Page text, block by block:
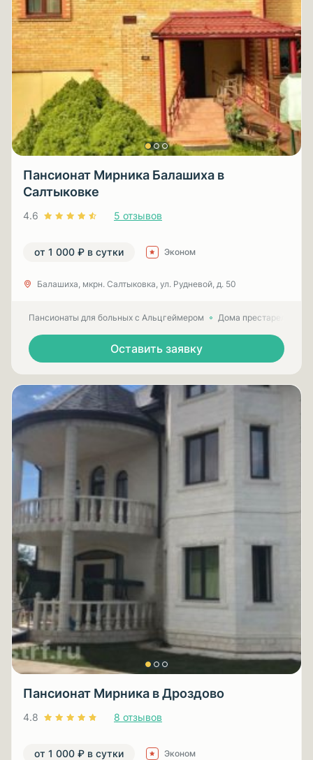
Пансионат Мирника Балашиха в
Салтыковке
4.6 5 отзывов
от 1 000 ₽ в сутки Эконом
Балашиха, мкрн. Салтыковка, ул. Рудневой, д. 50
Пансионаты для больных с Альцгеймером Дома престарелых
Оставить заявку
Пансионат Мирника в Дроздово
4.8 8 отзывов
от 1 000 ₽ в сутки Эконом